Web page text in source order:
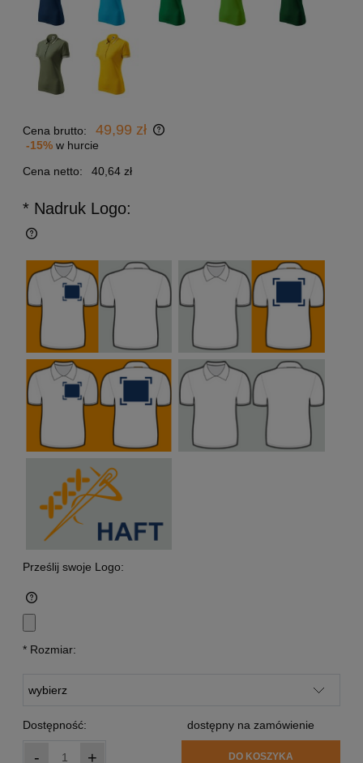
Cena brutto: 49,99 zł
-15% w hurcie
Cena netto:
40,64 zł
* Nadruk Logo:
Prześlij swoje Logo:
* Rozmiar:
Dostępność: dostępny na zamówienie
- + DO KOSZYKA